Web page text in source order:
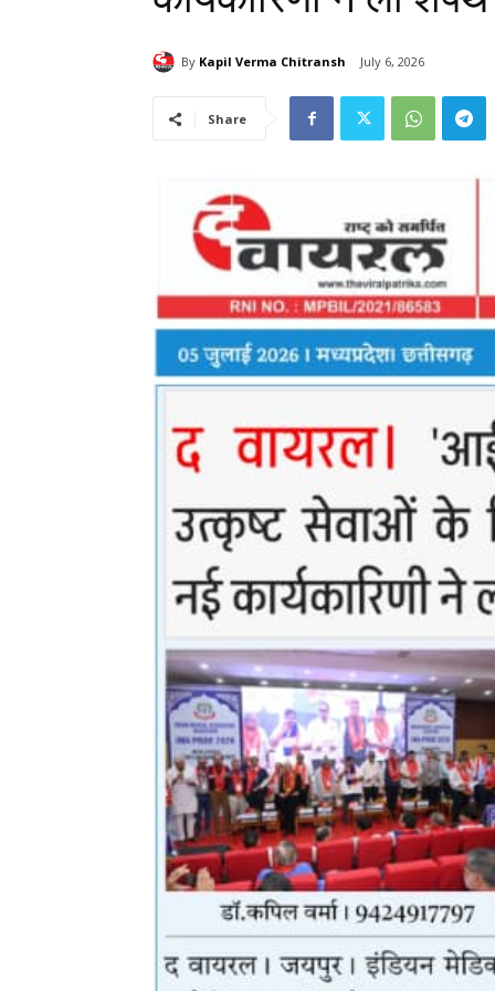
By Kapil Verma Chitransh July 6, 2026
Share